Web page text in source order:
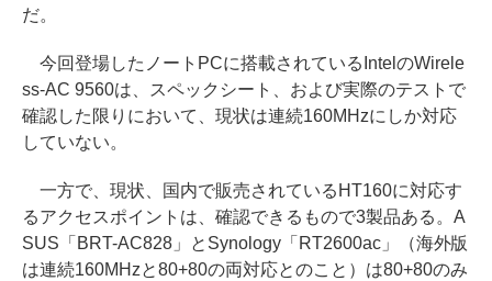
だ。
今回登場したノートPCに搭載されているIntelのWirele
ss-AC 9560は、スペックシート、および実際のテストで
確認した限りにおいて、現状は連続160MHzにしか対応
していない。
一方で、現状、国内で販売されているHT160に対応す
るアクセスポイントは、確認できるもので3製品ある。A
SUS「BRT-AC828」とSynology「RT2600ac」（海外版
は連続160MHzと80+80の両対応とのこと）は80+80のみ